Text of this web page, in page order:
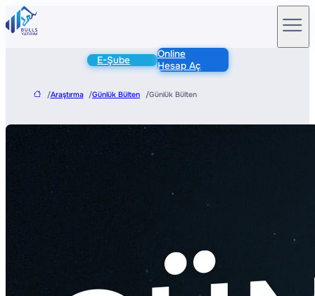
E-Şube
Online
Hesap Aç
/Araştırma /Günlük Bülten /Günlük Bülten